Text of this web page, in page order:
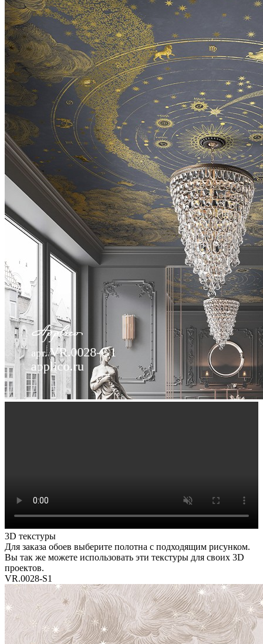
3D текстуры
Для заказа обоев выберите полотна с подходящим рисунком.
Вы так же можете использовать эти текстуры для своих 3D
проектов.
VR.0028-S1